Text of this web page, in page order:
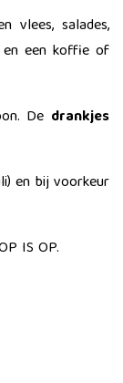
vlees, salades,
een koffie of
De drankjes
en bij voorkeur
IS OP.